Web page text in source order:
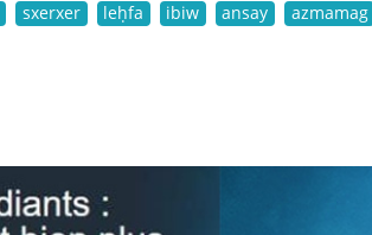
sxerxer leḥfa ibiw ansay azmamag